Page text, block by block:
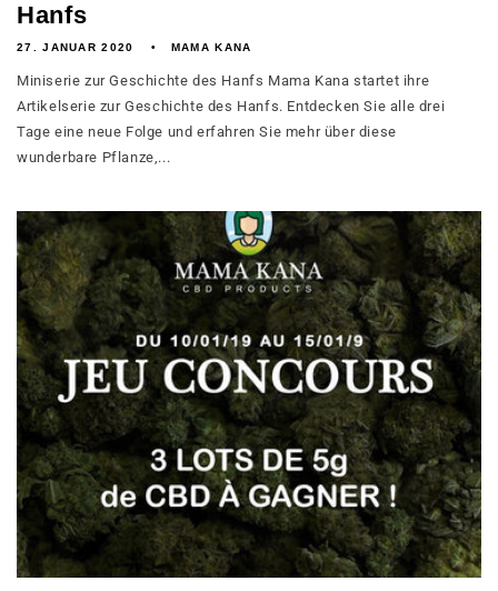
Hanfs
27. JANUAR 2020 MAMA KANA
Miniserie zur Geschichte des Hanfs Mama Kana startet ihre
Artikelserie zur Geschichte des Hanfs. Entdecken Sie alle drei
Tage eine neue Folge und erfahren Sie mehr über diese
wunderbare Pflanze,...